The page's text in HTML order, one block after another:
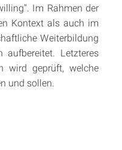
Im Rahmen der
Kontext als auch im
Weiterbildung
aufbereitet. Letzteres
wird geprüft, welche
und sollen.